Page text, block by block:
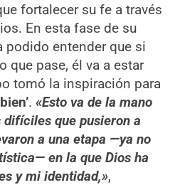
fortalecer su fe a través
En esta fase de su
podido entender que si
que pase, él va a estar
tomó la inspiración para
.«Esto va de la mano
que pusieron a
a una etapa —ya no
en la que Dios ha
y mi identidad,»,